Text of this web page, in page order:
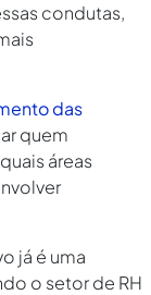
condutas,
das
quem
áreas
já é uma
o setor de RH